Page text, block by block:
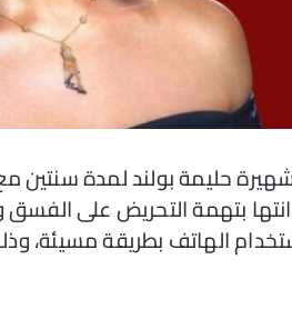
حليمة بولند لمدة سنتين
بتهمة التحريض على الفسق
الهاتف بطريقة مسيئة،